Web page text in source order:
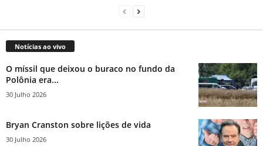
Notícias ao vivo
O míssil que deixou o buraco no fundo da
Polônia era...
30 Julho 2026
Bryan Cranston sobre lições de vida
30 Julho 2026